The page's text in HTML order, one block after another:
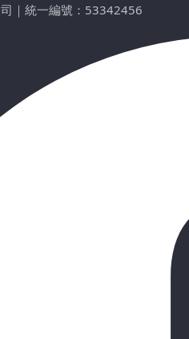
｜ 統一編號：53342456